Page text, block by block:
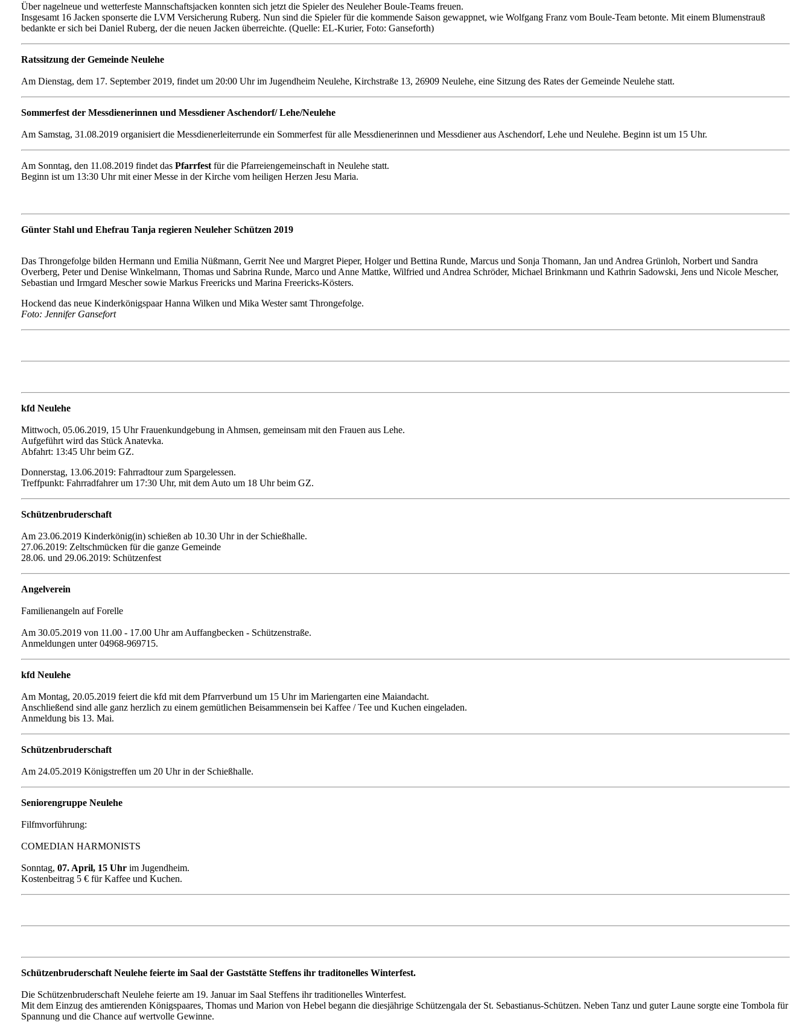
Über nagelneue und wetterfeste Mannschaftsjacken konnten sich jetzt die Spieler des Neuleher Boule-Teams freuen.
Insgesamt 16 Jacken sponserte die LVM Versicherung Ruberg. Nun sind die Spieler für die kommende Saison gewappnet, wie Wolfgang Franz vom Boule-Team betonte. Mit einem Blumenstrauß
bedankte er sich bei Daniel Ruberg, der die neuen Jacken überreichte. (Quelle: EL-Kurier, Foto: Ganseforth)
Ratssitzung der Gemeinde Neulehe
Am Dienstag, dem 17. September 2019, findet um 20:00 Uhr im Jugendheim Neulehe, Kirchstraße 13, 26909 Neulehe, eine Sitzung des Rates der Gemeinde Neulehe statt.
Sommerfest der Messdienerinnen und Messdiener Aschendorf/ Lehe/Neulehe
Am Samstag, 31.08.2019 organisiert die Messdienerleiterrunde ein Sommerfest für alle Messdienerinnen und Messdiener aus Aschendorf, Lehe und Neulehe. Beginn ist um 15 Uhr.
Am Sonntag, den 11.08.2019 findet das Pfarrfestfür die Pfarreiengemeinschaft in Neulehe statt.
Beginn ist um 13:30 Uhr mit einer Messe in der Kirche vom heiligen Herzen Jesu Maria.
Günter Stahl und Ehefrau Tanja regieren Neuleher Schützen 2019
Das Throngefolge bilden Hermann und Emilia Nüßmann, Gerrit Nee und Margret Pieper, Holger und Bettina Runde, Marcus und Sonja Thomann, Jan und Andrea Grünloh, Norbert und Sandra
Overberg, Peter und Denise Winkelmann, Thomas und Sabrina Runde, Marco und Anne Mattke, Wilfried und Andrea Schröder, Michael Brinkmann und Kathrin Sadowski, Jens und Nicole Mescher,
Sebastian und Irmgard Mescher sowie Markus Freericks und Marina Freericks-Kösters.
Hockend das neue Kinderkönigspaar Hanna Wilken und Mika Wester samt Throngefolge.
Foto: Jennifer Gansefort
kfd Neulehe
Mittwoch, 05.06.2019, 15 Uhr Frauenkundgebung in Ahmsen, gemeinsam mit den Frauen aus Lehe.
Aufgeführt wird das Stück Anatevka.
Abfahrt: 13:45 Uhr beim GZ.
Donnerstag, 13.06.2019: Fahrradtour zum Spargelessen.
Treffpunkt: Fahrradfahrer um 17:30 Uhr, mit dem Auto um 18 Uhr beim GZ.
Schützenbruderschaft
Am 23.06.2019 Kinderkönig(in) schießen ab 10.30 Uhr in der Schießhalle.
27.06.2019: Zeltschmücken für die ganze Gemeinde
28.06. und 29.06.2019: Schützenfest
Angelverein
Familienangeln auf Forelle
Am 30.05.2019 von 11.00 - 17.00 Uhr am Auffangbecken - Schützenstraße.
Anmeldungen unter 04968-969715.
kfd Neulehe
Am Montag, 20.05.2019 feiert die kfd mit dem Pfarrverbund um 15 Uhr im Mariengarten eine Maiandacht.
Anschließend sind alle ganz herzlich zu einem gemütlichen Beisammensein bei Kaffee / Tee und Kuchen eingeladen.
Anmeldung bis 13. Mai.
Schützenbruderschaft
Am 24.05.2019 Königstreffen um 20 Uhr in der Schießhalle.
Seniorengruppe Neulehe
Filfmvorführung:
COMEDIAN HARMONISTS
Sonntag, 07. April, 15 Uhrim Jugendheim.
Kostenbeitrag 5 € für Kaffee und Kuchen.
Schützenbruderschaft Neulehe feierte im Saal der Gaststätte Steffens ihr traditonelles Winterfest.
Die Schützenbruderschaft Neulehe feierte am 19. Januar im Saal Steffens ihr traditionelles Winterfest.
Mit dem Einzug des amtierenden Königspaares, Thomas und Marion von Hebel begann die diesjährige Schützengala der St. Sebastianus-Schützen. Neben Tanz und guter Laune sorgte eine Tombola für
Spannung und die Chance auf wertvolle Gewinne.